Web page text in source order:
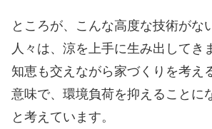
ところが、こんな高度な技術がな
人々は、涼を上手に生み出してき
知恵も交えながら家づくりを考え
意味で、環境負荷を抑えることに
と考えています。